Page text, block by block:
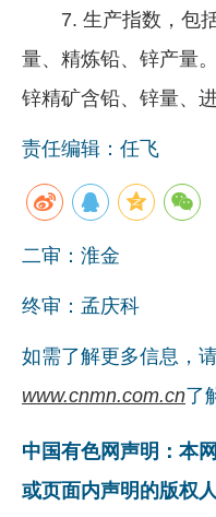
7. 生产指数，包
量、精炼铅、锌产量
锌精矿含铅、锌量、
责任编辑：任飞
二审：淮金
终审：孟庆科
如需了解更多信息，
www.cnmn.com.cn了
中国有色网声明：本
或页面内声明的版权人